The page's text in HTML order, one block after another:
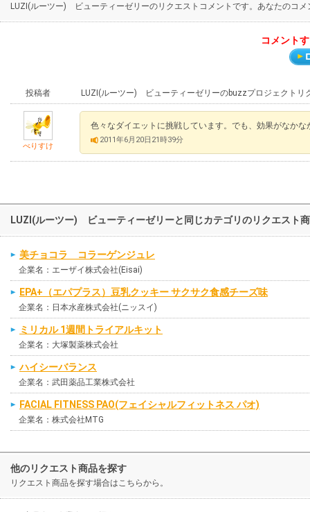
LUZI(ルーツー) ビューティーゼリーのリクエストコメントです。あなたのコ
コメント
投稿者 LUZI(ルーツー) ビューティーゼリーのbuzzプロジェクトリ
べりすけ
色々なダイエットに挑戦しています。でも、効果がなか
2011年6月20日21時39分
LUZI(ルーツー) ビューティーゼリーと同じカテゴリのリクエスト
美チョコラ コラーゲンジュレ
企業名：エーザイ株式会社(Eisai)
EPA+（エパプラス）豆乳クッキー サクサク食感チーズ味
企業名：日本水産株式会社(ニッスイ)
ミリカル 1週間トライアルキット
企業名：大塚製薬株式会社
ハイシーバランス
企業名：武田薬品工業株式会社
FACIAL FITNESS PAO(フェイシャルフィットネス パオ)
企業名：株式会社MTG
他のリクエスト商品を探す
リクエスト商品を探す場合はこちらから。